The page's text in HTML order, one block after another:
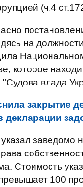
(ч.4
на
которое
"Судова влада
закрытие
декларации
заведомо
Стоимость
100